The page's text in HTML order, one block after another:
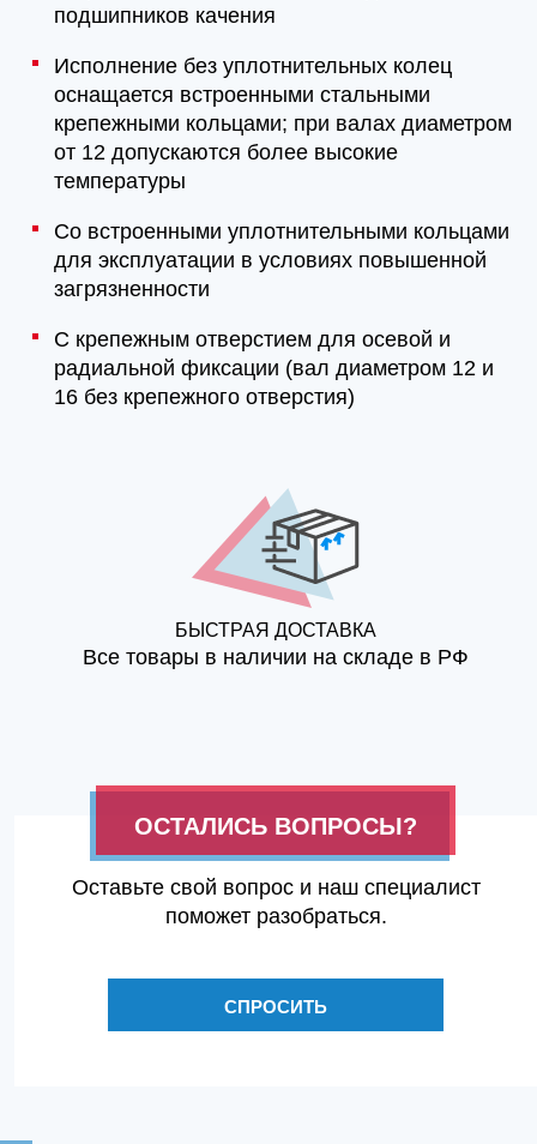
подшипников качения
Исполнение без уплотнительных колец
оснащается встроенными стальными
крепежными кольцами; при валах диаметром
от 12 допускаются более высокие
температуры
Со встроенными уплотнительными кольцами
для эксплуатации в условиях повышенной
загрязненности
С крепежным отверстием для осевой и
радиальной фиксации (вал диаметром 12 и
16 без крепежного отверстия)
БЫСТРАЯ ДОСТАВКА
Все товары в наличии на складе в РФ
ОСТАЛИСЬ ВОПРОСЫ?
Оставьте свой вопрос и наш специалист
поможет разобраться.
СПРОСИТЬ